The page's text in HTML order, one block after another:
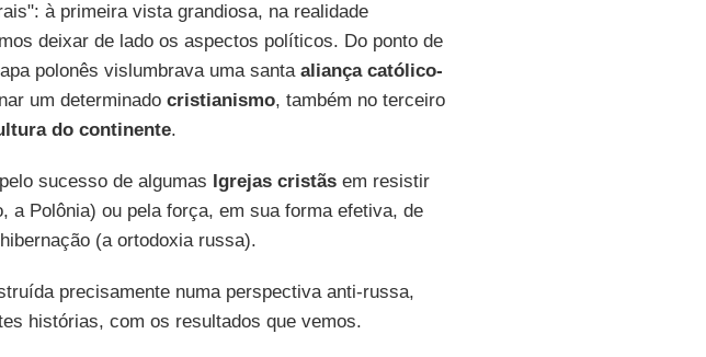
à primeira vista grandiosa, na realidade
deixar de lado os aspectos políticos. Do ponto de
polonês vislumbrava uma santa aliança católico-
um determinado cristianismo, também no terceiro
do continente.
sucesso de algumas Igrejas cristãsem resistir
a Polônia) ou pela força, em sua forma efetiva, de
(a ortodoxia russa).
precisamente numa perspectiva anti-russa,
histórias, com os resultados que vemos.